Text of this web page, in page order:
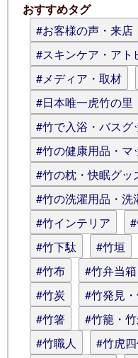
コメント (ス
おすすめタグ
#お客様の声・来店
#スキンケア・アト
#メディア・取材
#日本唯一虎竹の里
#竹で入浴・バスグ
#竹の健康用品・マ
#竹の枕・快眠グッ
#竹の洗濯用品・洗
#竹インテリア
#竹下駄
#竹垣
#竹布
#竹弁当箱
#竹炭
#竹発見
#竹箸
#竹籠・
#竹職人
#竹虎